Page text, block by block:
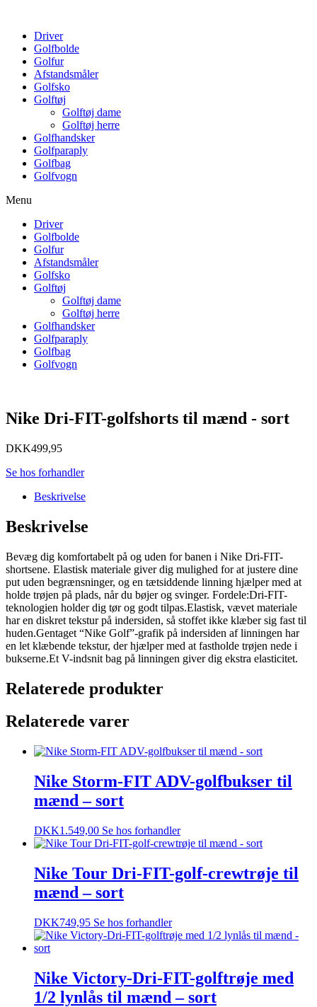
Driver
Golfbolde
Golfur
Afstandsmåler
Golfsko
Golftøj
Golftøj dame
Golftøj herre
Golfhandsker
Golfparaply
Golfbag
Golfvogn
Menu
Driver
Golfbolde
Golfur
Afstandsmåler
Golfsko
Golftøj
Golftøj dame
Golftøj herre
Golfhandsker
Golfparaply
Golfbag
Golfvogn
Nike Dri-FIT-golfshorts til mænd - sort
DKK499,95
Se hos forhandler
Beskrivelse
Beskrivelse
Bevæg dig komfortabelt på og uden for banen i Nike Dri-FIT-
shortsene. Elastisk materiale giver dig mulighed for at justere dine
put uden begrænsninger, og en tætsiddende linning hjælper med at
holde trøjen på plads, når du bøjer og svinger. Fordele:Dri-FIT-
teknologien holder dig tør og godt tilpas.Elastisk, vævet materiale
har en diskret tekstur på indersiden, så stoffet ikke klæber sig fast til
huden.Gentaget “Nike Golf”-grafik på indersiden af linningen har
en let klæbende tekstur, der hjælper med at fastholde trøjen nede i
bukserne.Et V-indsnit bag på linningen giver dig ekstra elasticitet.
Relaterede produkter
Relaterede varer
Nike Storm-FIT ADV-golfbukser til
mænd – sort
DKK1.549,00 Se hos forhandler
Nike Tour Dri-FIT-golf-crewtrøje til
mænd – sort
DKK749,95 Se hos forhandler
Nike Victory-Dri-FIT-golftrøje med
1/2 lynlås til mænd – sort